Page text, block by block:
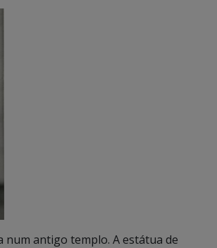
num antigo templo. A estátua de